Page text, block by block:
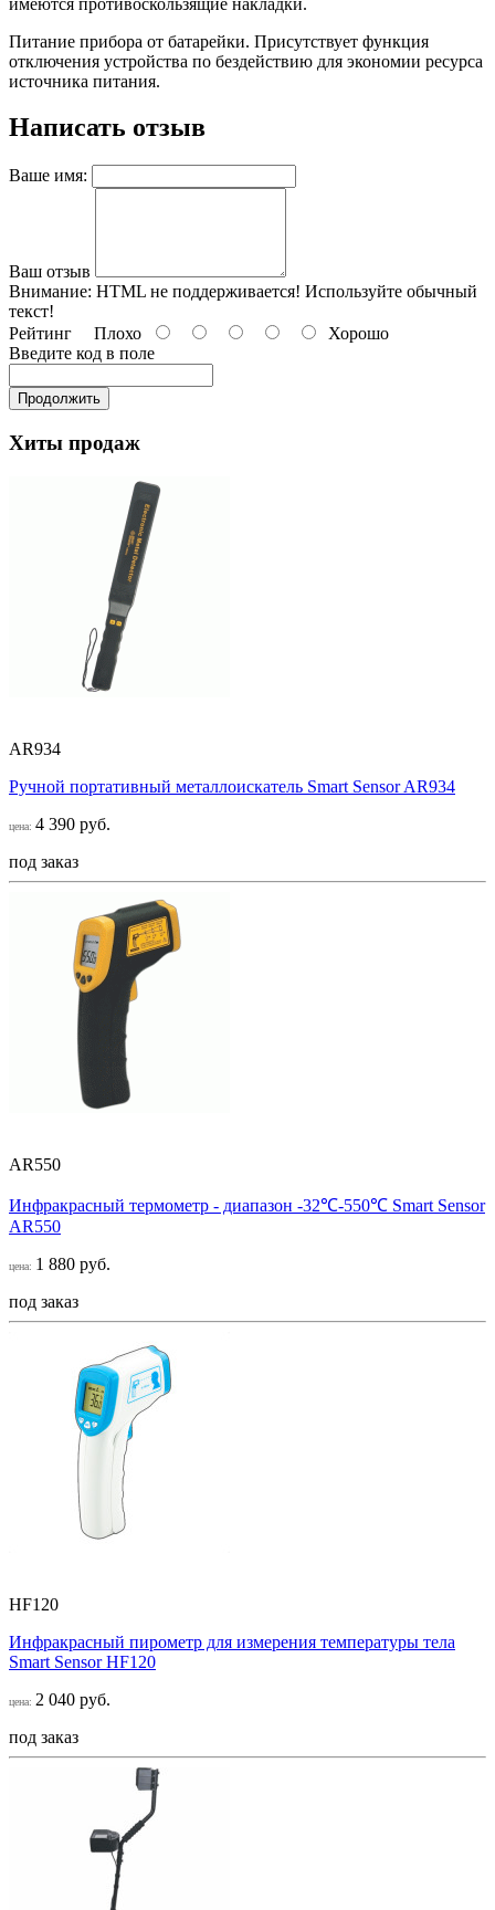
Питание прибора от батарейки. Присутствует функция
отключения устройства по бездействию для экономии ресурса
источника питания.
Написать отзыв
Ваше имя:
Ваш отзыв
Внимание: HTML не поддерживается! Используйте обычный
текст!
Рейтинг Плохо
Хорошо
Введите код в поле
Продолжить
Хиты продаж
AR934
Ручной портативный металлоискатель Smart Sensor AR934
цена: 4 390 руб.
под заказ
AR550
Инфракрасный термометр - диапазон -32℃-550℃ Smart Sensor
AR550
цена: 1 880 руб.
под заказ
HF120
Инфракрасный пирометр для измерения температуры тела
Smart Sensor НF120
цена: 2 040 руб.
под заказ